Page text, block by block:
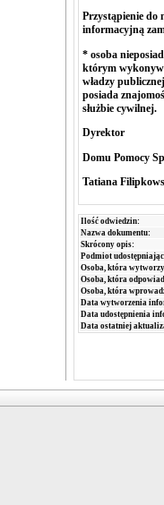
Przystąpienie do
informacyjną
* osoba
którym
władzy
posiada
służbie cywilnej.
Dyrektor
Domu Pomocy
Tatiana
Ilość odwiedzin:
Nazwa dokumentu:
Skrócony opis:
Podmiot
Osoba, która
Osoba, która
Osoba, która
Data wytworzenia
Data udostępnienia
Data ostatniej